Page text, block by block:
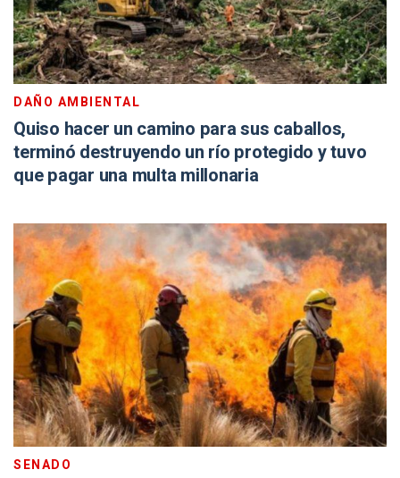
DAÑO AMBIENTAL
Quiso hacer un camino para sus caballos,
terminó destruyendo un río protegido y tuvo
que pagar una multa millonaria
SENADO